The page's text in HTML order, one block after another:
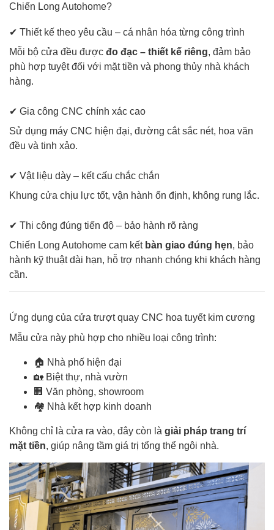
Chiến Long Autohome?
✔ Thiết kế theo yêu cầu – cá nhân hóa từng công trình
Mỗi bộ cửa đều được đo đạc – thiết kế riêng, đảm bảo
phù hợp tuyệt đối với mặt tiền và phong thủy nhà khách
hàng.
✔ Gia công CNC chính xác cao
Sử dụng máy CNC hiện đại, đường cắt sắc nét, hoa văn
đều và tinh xảo.
✔ Vật liệu dày – kết cấu chắc chắn
Khung cửa chịu lực tốt, vận hành ổn định, không rung lắc.
✔ Thi công đúng tiến độ – bảo hành rõ ràng
Chiến Long Autohome cam kết bàn giao đúng hẹn, bảo
hành kỹ thuật dài hạn, hỗ trợ nhanh chóng khi khách hàng
cần.
Ứng dụng của cửa trượt quay CNC hoa tuyết kim cương
Mẫu cửa này phù hợp cho nhiều loại công trình:
🏠 Nhà phố hiện đại
🏡 Biệt thự, nhà vườn
🏢 Văn phòng, showroom
🏘️ Nhà kết hợp kinh doanh
Không chỉ là cửa ra vào, đây còn là giải pháp trang trí
mặt tiền, giúp nâng tầm giá trị tổng thể ngôi nhà.